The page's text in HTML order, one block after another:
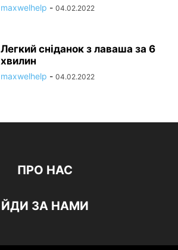
maxwelhelp - 04.02.2022
Легкий сніданок з лаваша за 6
хвилин
maxwelhelp - 04.02.2022
ПРО НАС
ЙДИ ЗА НАМИ